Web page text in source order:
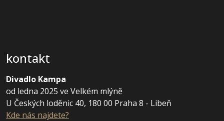
kontakt
Divadlo Kampa
od ledna 2025 ve Velkém mlýně
U Českých loděnic 40, 180 00 Praha 8 - Libeň
Kde nás najdete?